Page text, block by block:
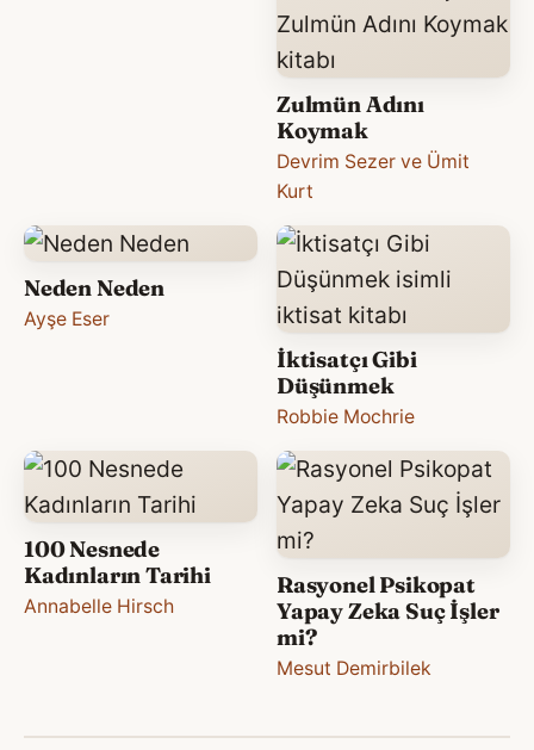
Zulmün Adını
Koymak
Devrim Sezer ve Ümit
Kurt
Neden Neden
Ayşe Eser
İktisatçı Gibi
Düşünmek
Robbie Mochrie
100 Nesnede
Kadınların Tarihi
Annabelle Hirsch
Rasyonel Psikopat
Yapay Zeka Suç İşler
mi?
Mesut Demirbilek